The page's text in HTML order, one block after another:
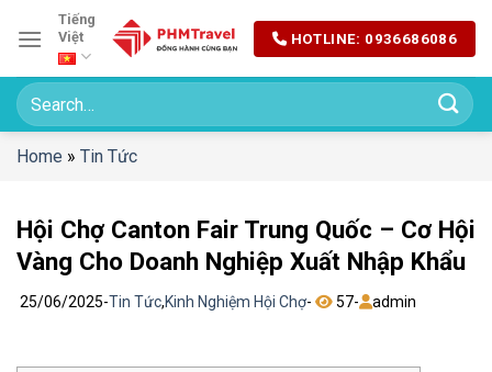
đến
dung
Tiếng
Việt
HOTLINE: 0936686086
Home » Tin Tức
Hội Chợ Canton Fair Trung Quốc – Cơ Hội
Vàng Cho Doanh Nghiệp Xuất Nhập Khẩu
25/06/2025-Tin Tức,Kinh Nghiệm Hội Chợ- 57- admin